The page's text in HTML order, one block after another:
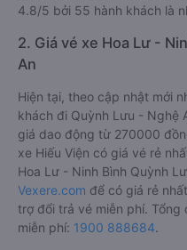
4.8/5 bởi 55 hành khách là
2. Giá vé xe Hoa Lư -
An
Hiện tại, theo cập nhật mới
khách đi Quỳnh Lưu - Nghệ
giá dao động từ 270000
xe Hiếu Viện có giá vé rẻ
Hoa Lư - Ninh Bình Quỳnh
Vexere.com để có giá rẻ
trợ đổi trả vé miễn phí.
miễn phí: 1900 888684.